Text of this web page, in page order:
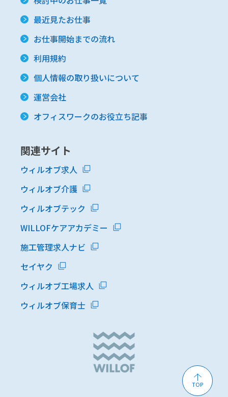
TOP
最近見たお仕事
お仕事開始までの流れ
利用規約
個人情報の取り扱いについて
運営会社
オフィスワークのお役立ち記事
関連サイト
ウィルオブ求人
ウィルオブ介護
ウィルオブテック
WILLOFケアアカデミー
施工管理求人ナビ
セイヤク
ウィルオブ工場求人
ウィルオブ保育士